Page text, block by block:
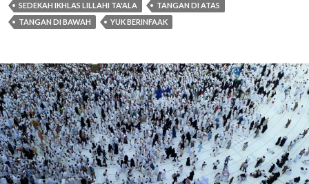
SEDEKAH IKHLAS LILLAHI TA'ALA
TANGAN DI ATAS
TANGAN DI BAWAH
YUK BERINFAAK